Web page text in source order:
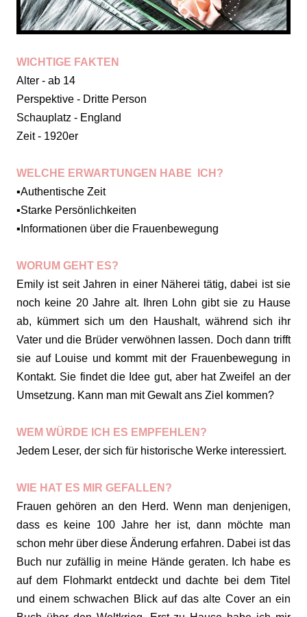
WICHTIGE FAKTEN
Alter - ab 14
Perspektive - Dritte Person
Schauplatz - England
Zeit - 1920er
WELCHE ERWARTUNGEN HABE ICH?
▪️Authentische Zeit
▪️Starke Persönlichkeiten
▪️Informationen über die Frauenbewegung
WORUM GEHT ES?
Emily ist seit Jahren in einer Näherei tätig, dabei ist sie
noch keine 20 Jahre alt. Ihren Lohn gibt sie zu Hause
ab, kümmert sich um den Haushalt, während sich ihr
Vater und die Brüder verwöhnen lassen. Doch dann trifft
sie auf Louise und kommt mit der Frauenbewegung in
Kontakt. Sie findet die Idee gut, aber hat Zweifel an der
Umsetzung. Kann man mit Gewalt ans Ziel kommen?
WEM WÜRDE ICH ES EMPFEHLEN?
Jedem Leser, der sich für historische Werke interessiert.
WIE HAT ES MIR GEFALLEN?
Frauen gehören an den Herd. Wenn man denjenigen,
dass es keine 100 Jahre her ist, dann möchte man
schon mehr über diese Änderung erfahren. Dabei ist das
Buch nur zufällig in meine Hände geraten. Ich habe es
auf dem Flohmarkt entdeckt und dachte bei dem Titel
und einem schwachen Blick auf das alte Cover an ein